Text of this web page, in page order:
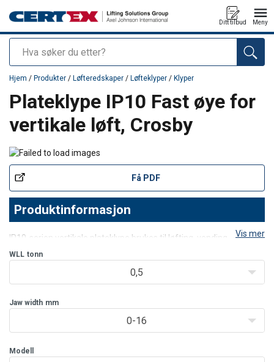
Søk
Ditt tilbud Meny
Produkt lagt i din handlekurv
Hjem / Produkter / Løfteredskaper / Løfteklyper / Klyper
Plateklype IP10 Fast øye for
vertikale løft, Crosby
Få PDF
Produktinformasjon
IP10-serien vertikale plateklype brukes til løfting, vending, flytting
eller vertikal transport av plater, plater eller konstruksjoner fra
horisontal til vertikal posisjon og tilbake til horisontal (180°) etter
behov. Vanligvis brukt som et enkelt løftepunkt, eller sammen
Vis mer
WLL tonn
0,5
Jaw width mm
0-16
Modell